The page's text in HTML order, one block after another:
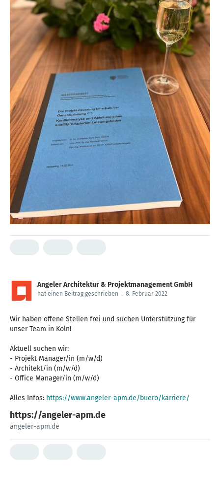
Angeler Architektur & Projektmanagement GmbH
hat einen Beitrag geschrieben . 8. Februar 2022
Wir haben offene Stellen frei und suchen Unterstützung für
unser Team in Köln!
Aktuell suchen wir:
- Projekt Manager/in (m/w/d)
- Architekt/in (m/w/d)
- Office Manager/in (m/w/d)
Alles Infos: https://www.angeler-apm.de/buero/karriere/
https://angeler-apm.de
angeler-apm.de